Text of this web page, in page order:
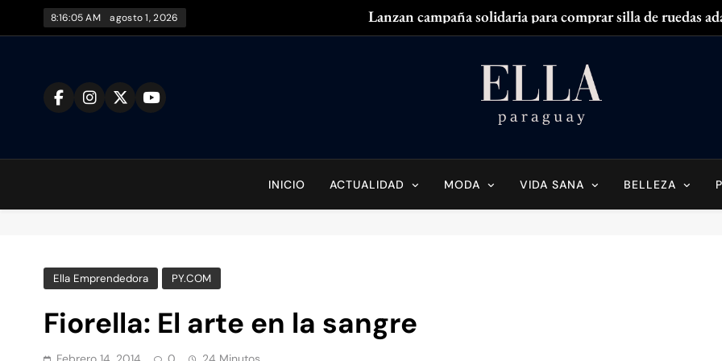
8:16:07 AM agosto 1, 2026
Lanzan campaña solidaria para comprar silla de ruedas
Zendaya
Ella Paraguay
INICIO ACTUALIDAD MODA VIDA SANA BELLEZA
Ella Emprendedora PY.COM
Fiorella: El arte en la sangre